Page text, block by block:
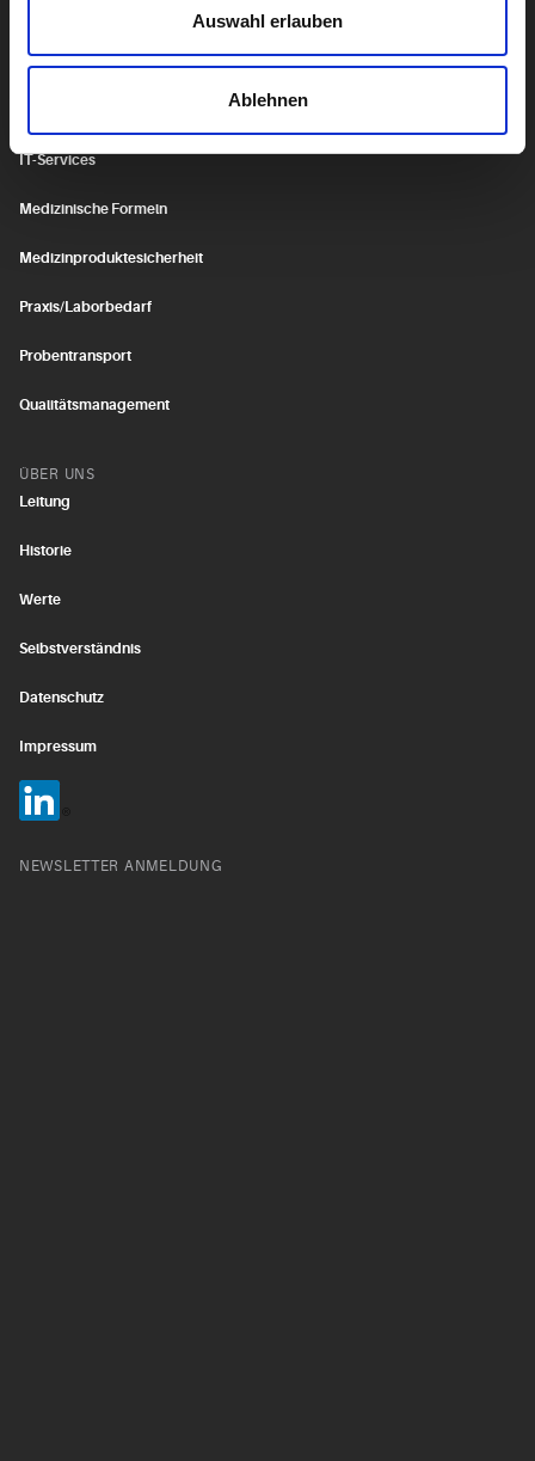
Auswahl erlauben
Ablehnen
IT-Services
Medizinische Formeln
Medizinproduktesicherheit
Praxis/Laborbedarf
Probentransport
Qualitätsmanagement
ÜBER UNS
Leitung
Historie
Werte
Selbstverständnis
Datenschutz
Impressum
NEWSLETTER ANMELDUNG